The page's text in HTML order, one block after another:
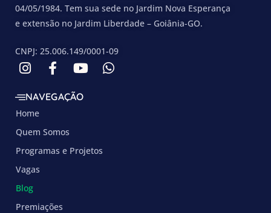
04/05/1984. Tem sua sede no Jardim Nova Esperança
e extensão no Jardim Liberdade – Goiânia-GO.
CNPJ: 25.006.149/0001-09
NAVEGAÇÃO
Home
Quem Somos
Programas e Projetos
Vagas
Blog
Premiações